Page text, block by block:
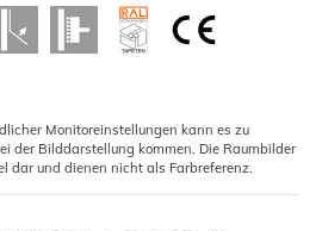
Monitoreinstellungen kann es zu
der Bilddarstellung kommen. Die Raumbilder
dar und dienen nicht als Farbreferenz.